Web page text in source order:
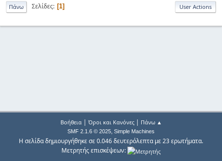
Πάνω Σελίδες 1 User Actions
Βοήθεια| Όροι και Κανόνες| Πάνω ▲
SMF 2.1.6 © 2025, Simple Machines
Η σελίδα δημιουργήθηκε σε 0.046 δευτερόλεπτα με 23 ερωτήματα.
Μετρητής επισκέψεων: